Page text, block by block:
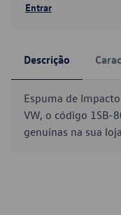
Entrar
Descrição
Espuma de
VW, o código 1SB-
genuínas na sua